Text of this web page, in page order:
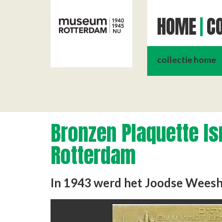
HOME
collectie home
Bronzen Plaquette
Rotterdam